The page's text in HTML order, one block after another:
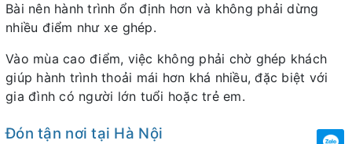
Bài nên hành trình ổn định hơn và không phải dừng
nhiều điểm như xe ghép.
Vào mùa cao điểm, việc không phải chờ ghép khách
giúp hành trình thoải mái hơn khá nhiều, đặc biệt với
gia đình có người lớn tuổi hoặc trẻ em.
Đón tận nơi tại Hà Nội